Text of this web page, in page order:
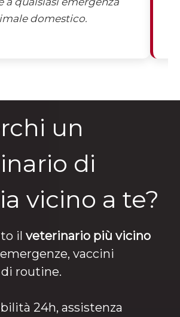
domestico.
un
di
vicino a te?
il veterinario più vicino
vaccini
routine.
24h, assistenza